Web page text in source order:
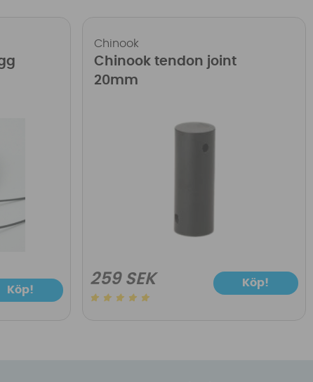
Köp!
Chinook
Chinook tendon joint
20mm
259 SEK Köp!